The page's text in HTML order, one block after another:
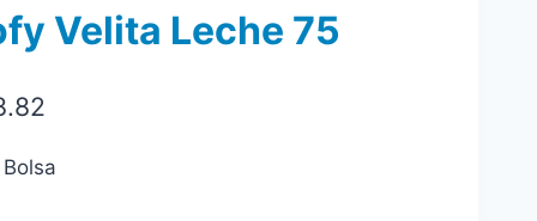
Velita Leche 75